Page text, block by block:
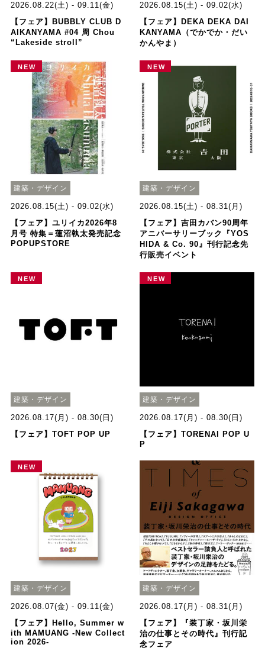
2026.08.22(土) - 09.11(金)
【フェア】BUBBLY CLUB D
AIKANYAMA #04 周 Chou
“Lakeside stroll”
2026.08.15(土) - 09.02(水)
【フェア】DEKA DEKA DAI
KANYAMA（でかでか・だい
かんやま）
NEW
建築・デザイン
2026.08.15(土) - 09.02(水)
【フェア】ユリイカ2026年8
月号 特集＝蓮沼執太発売記念
POPUPSTORE
NEW
建築・デザイン
2026.08.15(土) - 08.31(月)
【フェア】吉田カバン90周年
アニバーサリーブック『YOS
HIDA & Co. 90』刊行記念先
行販売イベント
NEW
建築・デザイン
2026.08.17(月) - 08.30(日)
【フェア】TOFT POP UP
NEW
建築・デザイン
2026.08.17(月) - 08.30(日)
【フェア】TORENAI POP U
P
NEW
建築・デザイン
2026.08.07(金) - 09.11(金)
【フェア】Hello, Summer w
ith MAMUANG -New Collect
ion 2026-
建築・デザイン
2026.08.17(月) - 08.31(月)
【フェア】『装丁家・坂川栄
治の仕事とその時代』刊行記
念フェア